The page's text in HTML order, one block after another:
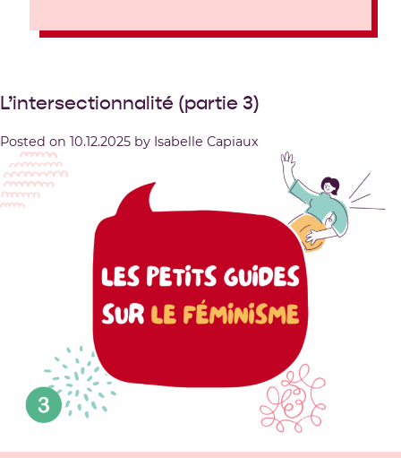
L’intersectionnalité (partie 3)
Posted on 10.12.2025 by Isabelle Capiaux